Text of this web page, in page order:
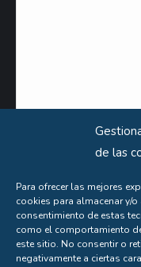
de las
Para ofrecer las mejores
cookies para almacenar y/
consentimiento de estas
como el comportamiento
este sitio. No consentir o
negativamente a ciertas
consultando nuestraPolítica de
Aceptas nuestra